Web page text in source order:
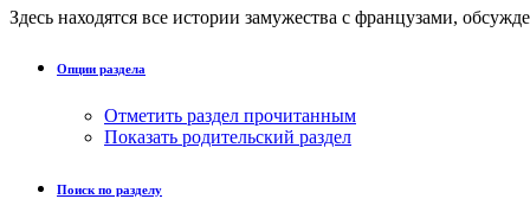
Здесь находятся все истории замужества с французами,
Опции раздела
Отметить раздел прочитанным
Показать родительский раздел
Поиск по разделу